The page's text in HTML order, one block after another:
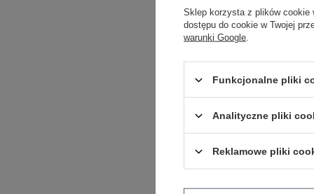
Sklep korzysta z plików cookie
dostępu do cookie w Twojej
warunki Google
Funkcjonalne pliki
Analityczne pliki
Reklamowe pliki